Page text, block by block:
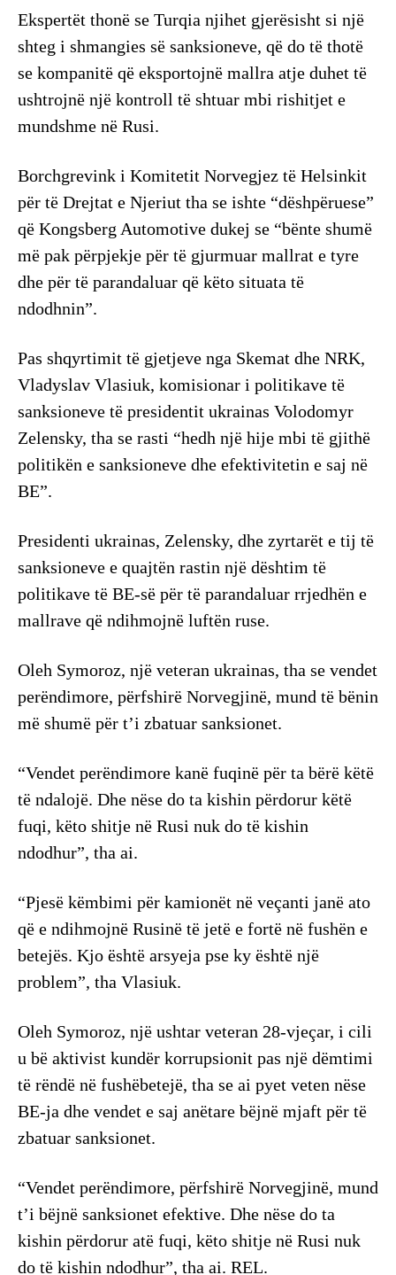
Ekspertët thonë se Turqia njihet gjerësisht si një
shteg i shmangies së sanksioneve, që do të thotë
se kompanitë që eksportojnë mallra atje duhet të
ushtrojnë një kontroll të shtuar mbi rishitjet e
mundshme në Rusi.
Borchgrevink i Komitetit Norvegjez të Helsinkit
për të Drejtat e Njeriut tha se ishte “dëshpëruese”
që Kongsberg Automotive dukej se “bënte shumë
më pak përpjekje për të gjurmuar mallrat e tyre
dhe për të parandaluar që këto situata të
ndodhnin”.
Pas shqyrtimit të gjetjeve nga Skemat dhe NRK,
Vladyslav Vlasiuk, komisionar i politikave të
sanksioneve të presidentit ukrainas Volodomyr
Zelensky, tha se rasti “hedh një hije mbi të gjithë
politikën e sanksioneve dhe efektivitetin e saj në
BE”.
Presidenti ukrainas, Zelensky, dhe zyrtarët e tij të
sanksioneve e quajtën rastin një dështim të
politikave të BE-së për të parandaluar rrjedhën e
mallrave që ndihmojnë luftën ruse.
Oleh Symoroz, një veteran ukrainas, tha se vendet
perëndimore, përfshirë Norvegjinë, mund të bënin
më shumë për t’i zbatuar sanksionet.
“Vendet perëndimore kanë fuqinë për ta bërë këtë
të ndalojë. Dhe nëse do ta kishin përdorur këtë
fuqi, këto shitje në Rusi nuk do të kishin
ndodhur”, tha ai.
“Pjesë këmbimi për kamionët në veçanti janë ato
që e ndihmojnë Rusinë të jetë e fortë në fushën e
betejës. Kjo është arsyeja pse ky është një
problem”, tha Vlasiuk.
Oleh Symoroz, një ushtar veteran 28-vjeçar, i cili
u bë aktivist kundër korrupsionit pas një dëmtimi
të rëndë në fushëbetejë, tha se ai pyet veten nëse
BE-ja dhe vendet e saj anëtare bëjnë mjaft për të
zbatuar sanksionet.
“Vendet perëndimore, përfshirë Norvegjinë, mund
t’i bëjnë sanksionet efektive. Dhe nëse do ta
kishin përdorur atë fuqi, këto shitje në Rusi nuk
do të kishin ndodhur”, tha ai. REL.